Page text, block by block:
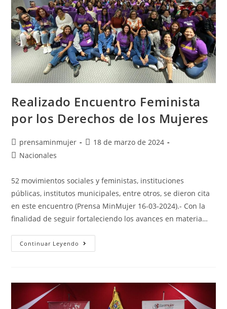
Realizado Encuentro Feminista
por los Derechos de los Mujeres
prensaminmujer
18 de marzo de 2024
Nacionales
52 movimientos sociales y feministas, instituciones
públicas, institutos municipales, entre otros, se dieron cita
en este encuentro (Prensa MinMujer 16-03-2024).- Con la
finalidad de seguir fortaleciendo los avances en materia…
Continuar Leyendo